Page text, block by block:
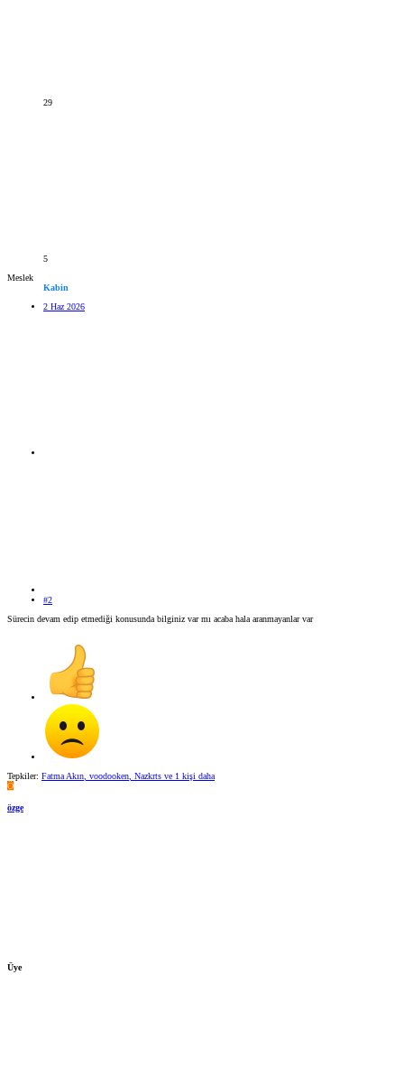
29
5
Meslek
Kabin
2 Haz 2026
#2
Sürecin devam edip etmediği konusunda bilginiz var mı acaba hala aranmayanlar var
Tepkiler: Fatma Akın voodooken Nazkrts ve 1 kişi daha
Ö
özge
Üye